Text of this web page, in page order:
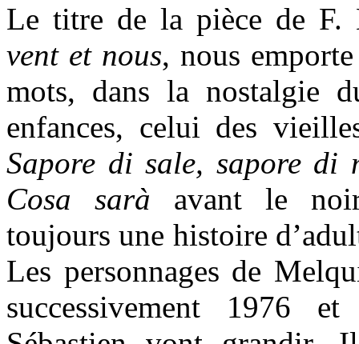
Le titre de la pièce de
vent et nous, nous
mots, dans la nostalgie
enfances, celui des
Sapore di sale, sapore di
Cosa sarà avant le
toujours une histoire
Les personnages de
successivement 1976